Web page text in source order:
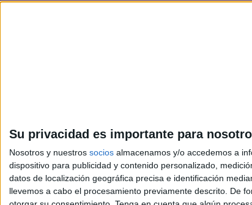
Su privacidad es importante para
Nosotros y nuestros socios almacenamos y/o accedemos a
dispositivo para publicidad y contenido personalizado,
datos de localización geográfica precisa e identificación
llevemos a cabo el procesamiento previamente descrito. De